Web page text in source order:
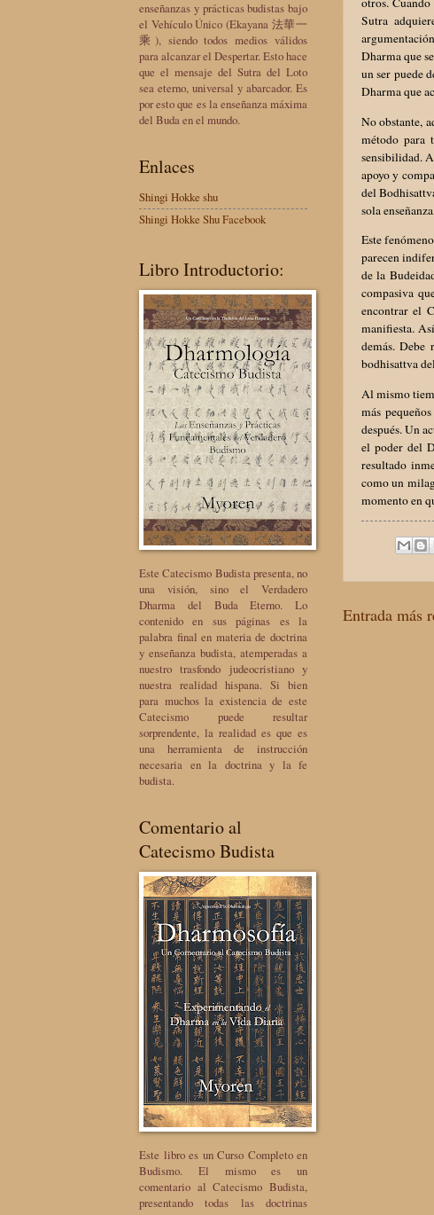
Sutra
Dharma que
un ser puede
Dharma que
No obstante,
método para
sensibilidad.
apoyo y
del
sola
Este
parecen
de la
compasiva
encontrar el
manifiesta.
demás. Debe
bodhisattva
Al mismo
más
después. Un
el poder del
resultado
como un
momento en
Entrada más
enseñanzas y prácticas budistas bajo
el Vehículo Único (Ekayana 法華一
乘), siendo todos medios válidos
para alcanzar el Despertar. Esto hace
que el mensaje del Sutra del Loto
sea eterno, universal y abarcador. Es
por esto que es la enseñanza máxima
del Buda en el mundo.
Enlaces
Shingi Hokke shu
Shingi Hokke Shu Facebook
Libro Introductorio:
Este Catecismo Budista presenta, no
una visión, sino el Verdadero
Dharma del Buda Eterno. Lo
contenido en sus páginas es la
palabra final en materia de doctrina
y enseñanza budista, atemperadas a
nuestro trasfondo judeocristiano y
nuestra realidad hispana. Si bien
para muchos la existencia de este
Catecismo puede resultar
sorprendente, la realidad es que es
una herramienta de instrucción
necesaria en la doctrina y la fe
budista.
Comentario al
Catecismo Budista
Este libro es un Curso Completo en
Budismo. El mismo es un
comentario al Catecismo Budista,
presentando todas las doctrinas